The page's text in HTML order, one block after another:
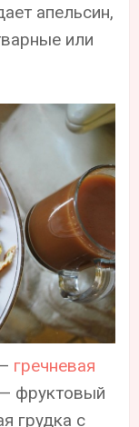
апельсин,
или
гречневая
фруктовый
грудка с